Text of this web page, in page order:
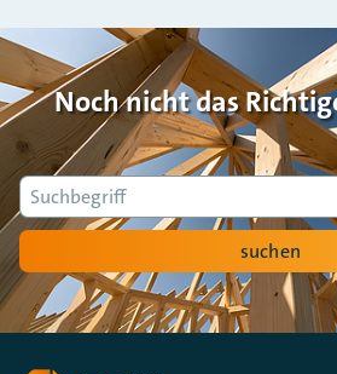
Noch nicht das
Suche
suchen